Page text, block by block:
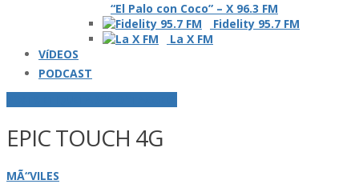
“El Palo con Coco” – X 96.3 FM
Fidelity 95.7 FM
La X FM
VíDEOS
PODCAST
EPIC TOUCH 4G
MÃ“VILES